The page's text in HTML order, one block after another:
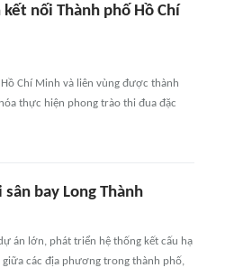
nối Thành phố Hồ Chí
Chí Minh và liên vùng được thành
thực hiện phong trào thi đua đặc
bay Long Thành
án lớn, phát triển hệ thống kết cấu hạ
các địa phương trong thành phố,